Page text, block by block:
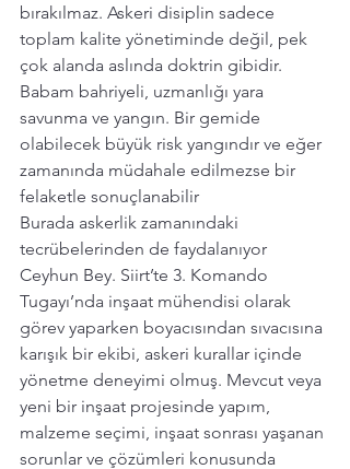
bırakılmaz. Askeri disiplin sadece
toplam kalite yönetiminde değil, pek
çok alanda aslında doktrin gibidir.
Babam bahriyeli, uzmanlığı yara
savunma ve yangın. Bir gemide
olabilecek büyük risk yangındır ve eğer
zamanında müdahale edilmezse bir
felaketle sonuçlanabilir
Burada askerlik zamanındaki
tecrübelerinden de faydalanıyor
Ceyhun Bey. Siirt’te 3. Komando
Tugayı’nda inşaat mühendisi olarak
görev yaparken boyacısından sıvacısına
karışık bir ekibi, askeri kurallar içinde
yönetme deneyimi olmuş. Mevcut veya
yeni bir inşaat projesinde yapım,
malzeme seçimi, inşaat sonrası yaşanan
sorunlar ve çözümleri konusunda